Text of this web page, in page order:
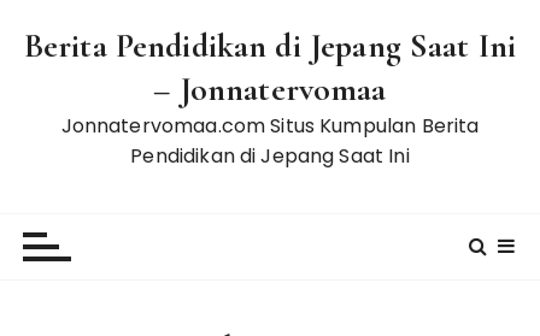
Berita Pendidikan di Jepang Saat Ini
– Jonnatervomaa
Jonnatervomaa.com Situs Kumpulan Berita
Pendidikan di Jepang Saat Ini